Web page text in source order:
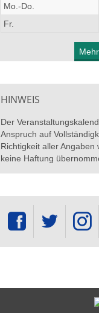
Mo.-Do.
Fr.
HINWEIS
Der
Anspruch auf
Richtigkeit aller Angaben
keine Haftung